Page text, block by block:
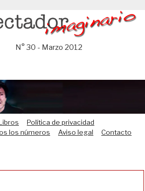
N° 30 - Marzo 2012
Política de privacidad
los números Aviso legal Contacto